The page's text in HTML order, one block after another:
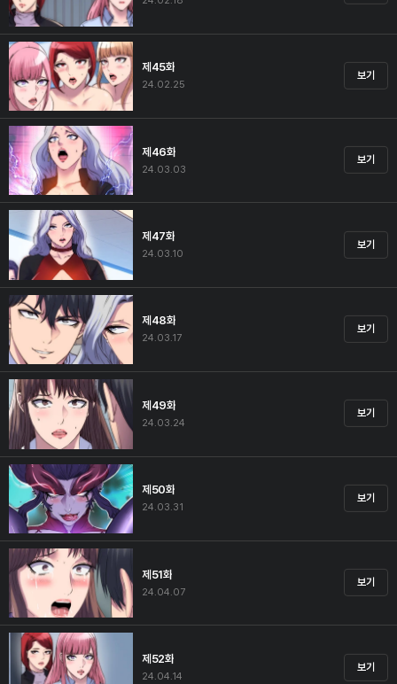
제45화
24.02.25
보기
제46화
24.03.03
보기
제47화
24.03.10
보기
제48화
24.03.17
보기
제49화
24.03.24
보기
제50화
24.03.31
보기
제51화
24.04.07
보기
제52화
24.04.14
보기